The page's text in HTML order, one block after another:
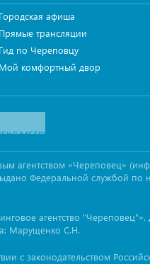
Городская афиша
Прямые трансляции
Гид по Череповцу
Мой комфортный двор
агентством «Череповец»
Федеральной службой по
агентство
Марущенко С.Н.
с законодательством